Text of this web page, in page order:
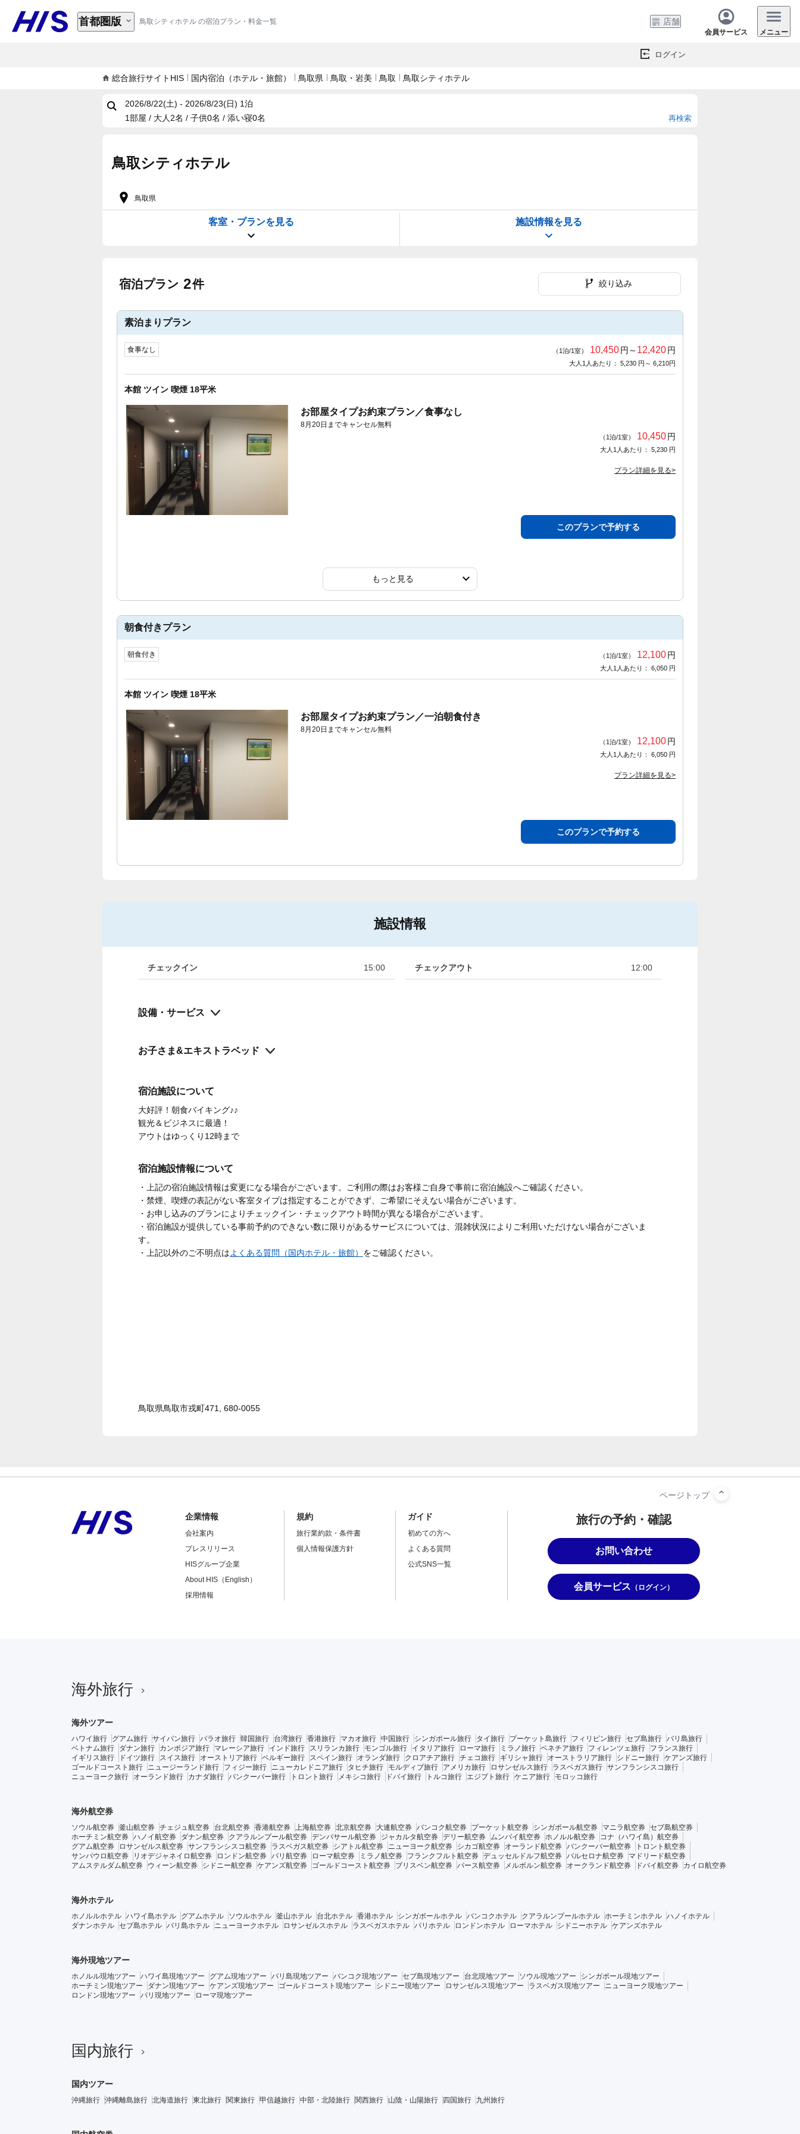
鳥取シティホテル の宿泊プラン・料金一覧
首都圏版 店舗
会員サービス メニュー
ログイン
総合旅行サイトHIS 国内宿泊（ホテル・旅館） 鳥取県 鳥取・岩美 鳥取 鳥取シティホテル
2026/8/22(土) - 2026/8/23(日) 1泊
1部屋 / 大人2名 / 子供0名 / 添い寝0名
再検索
鳥取シティホテル
鳥取県
客室・プランを見る 施設情報を見る
宿泊プラン 2件 絞り込み
素泊まりプラン
食事なし （1泊/1室） 10,450円～ 12,420円
大人1人あたり： 5,230 円～ 6,210円
本館 ツイン 喫煙 18平米
お部屋タイプお約束プラン／食事なし
8月20日までキャンセル無料
（1泊/1室） 10,450円
大人1人あたり： 5,230 円
プラン詳細を見る>
このプランで予約する
もっと見る
朝食付きプラン
朝食付き （1泊/1室） 12,100円
大人1人あたり： 6,050 円
本館 ツイン 喫煙 18平米
お部屋タイプお約束プラン／一泊朝食付き
8月20日までキャンセル無料
（1泊/1室） 12,100円
大人1人あたり： 6,050 円
プラン詳細を見る>
このプランで予約する
施設情報
チェックイン 15:00 チェックアウト 12:00
設備・サービス
お子さま&エキストラベッド
宿泊施設について
大好評！朝食バイキング♪♪
観光＆ビジネスに最適！
アウトはゆっくり12時まで
宿泊施設情報について
・上記の宿泊施設情報は変更になる場合がございます。ご利用の際はお客様ご自身で事前に宿泊施設へご確認ください。
・禁煙、喫煙の表記がない客室タイプは指定することができず、ご希望にそえない場合がございます。
・お申し込みのプランによりチェックイン・チェックアウト時間が異なる場合がございます。
・宿泊施設が提供している事前予約のできない数に限りがあるサービスについては、混雑状況によりご利用いただけない場合がございま
す。
・上記以外のご不明点はよくある質問（国内ホテル・旅館） をご確認ください。
鳥取県鳥取市戎町471, 680-0055
旅行の予約・確認
お問い合わせ
会員サービス （ログイン）
企業情報
会社案内
プレスリリース
HISグループ企業
About HIS（English）
採用情報
規約
旅行業約款・条件書
個人情報保護方針
ガイド
初めての方へ
よくある質問
公式SNS一覧
海外旅行
海外ツアー
ハワイ旅行 グアム旅行 サイパン旅行 パラオ旅行 韓国旅行 台湾旅行 香港旅行 マカオ旅行 中国旅行 シンガポール旅行 タイ旅行 プーケット島旅行 フィリピン旅行 セブ島旅行 バリ島旅行
ベトナム旅行
ダナン旅行 カンボジア旅行 マレーシア旅行 インド旅行 スリランカ旅行 モンゴル旅行 イタリア旅行 ローマ旅行 ミラノ旅行 ベネチア旅行 フィレンツェ旅行
フランス旅行
イギリス旅行
ドイツ旅行 スイス旅行 オーストリア旅行 ベルギー旅行 スペイン旅行 オランダ旅行 クロアチア旅行 チェコ旅行 ギリシャ旅行 オーストラリア旅行 シドニー旅行 ケアンズ旅行
ゴールドコースト旅行
ニュージーランド旅行 フィジー旅行 ニューカレドニア旅行 タヒチ旅行 モルディブ旅行 アメリカ旅行 ロサンゼルス旅行 ラスベガス旅行 サンフランシスコ旅行
ニューヨーク旅行
オーランド旅行 カナダ旅行 バンクーバー旅行 トロント旅行 メキシコ旅行 ドバイ旅行 トルコ旅行 エジプト旅行 ケニア旅行 モロッコ旅行
海外航空券
ソウル航空券 釜山航空券 チェジュ航空券 台北航空券 香港航空券 上海航空券 北京航空券 大連航空券 バンコク航空券 プーケット航空券 シンガポール航空券 マニラ航空券 セブ島航空券
ホーチミン航空券 ハノイ航空券 ダナン航空券 クアラルンプール航空券 デンパサール航空券 ジャカルタ航空券 デリー航空券 ムンバイ航空券 ホノルル航空券
コナ（ハワイ島）航空券
グアム航空券
ロサンゼルス航空券 サンフランシスコ航空券 ラスベガス航空券 シアトル航空券 ニューヨーク航空券 シカゴ航空券 オーランド航空券 バンクーバー航空券
トロント航空券
サンパウロ航空券
リオデジャネイロ航空券 ロンドン航空券 パリ航空券 ローマ航空券 ミラノ航空券 フランクフルト航空券 デュッセルドルフ航空券 バルセロナ航空券
マドリード航空券
アムステルダム航空券
ウィーン航空券 シドニー航空券 ケアンズ航空券 ゴールドコースト航空券 ブリスベン航空券 パース航空券 メルボルン航空券 オークランド航空券 ドバイ航空券 カイロ航空券
海外ホテル
ホノルルホテル ハワイ島ホテル グアムホテル ソウルホテル 釜山ホテル 台北ホテル 香港ホテル シンガポールホテル バンコクホテル クアラルンプールホテル ホーチミンホテル ハノイホテル
ダナンホテル セブ島ホテル バリ島ホテル ニューヨークホテル ロサンゼルスホテル ラスベガスホテル パリホテル ロンドンホテル ローマホテル シドニーホテル ケアンズホテル
海外現地ツアー
ホノルル現地ツアー ハワイ島現地ツアー グアム現地ツアー バリ島現地ツアー バンコク現地ツアー セブ島現地ツアー 台北現地ツアー ソウル現地ツアー
シンガポール現地ツアー
ホーチミン現地ツアー
ダナン現地ツアー ケアンズ現地ツアー ゴールドコースト現地ツアー シドニー現地ツアー ロサンゼルス現地ツアー ラスベガス現地ツアー
ニューヨーク現地ツアー
ロンドン現地ツアー
パリ現地ツアー ローマ現地ツアー
国内旅行
国内ツアー
沖縄旅行 沖縄離島旅行 北海道旅行 東北旅行 関東旅行 甲信越旅行 中部・北陸旅行 関西旅行 山陰・山陽旅行 四国旅行 九州旅行